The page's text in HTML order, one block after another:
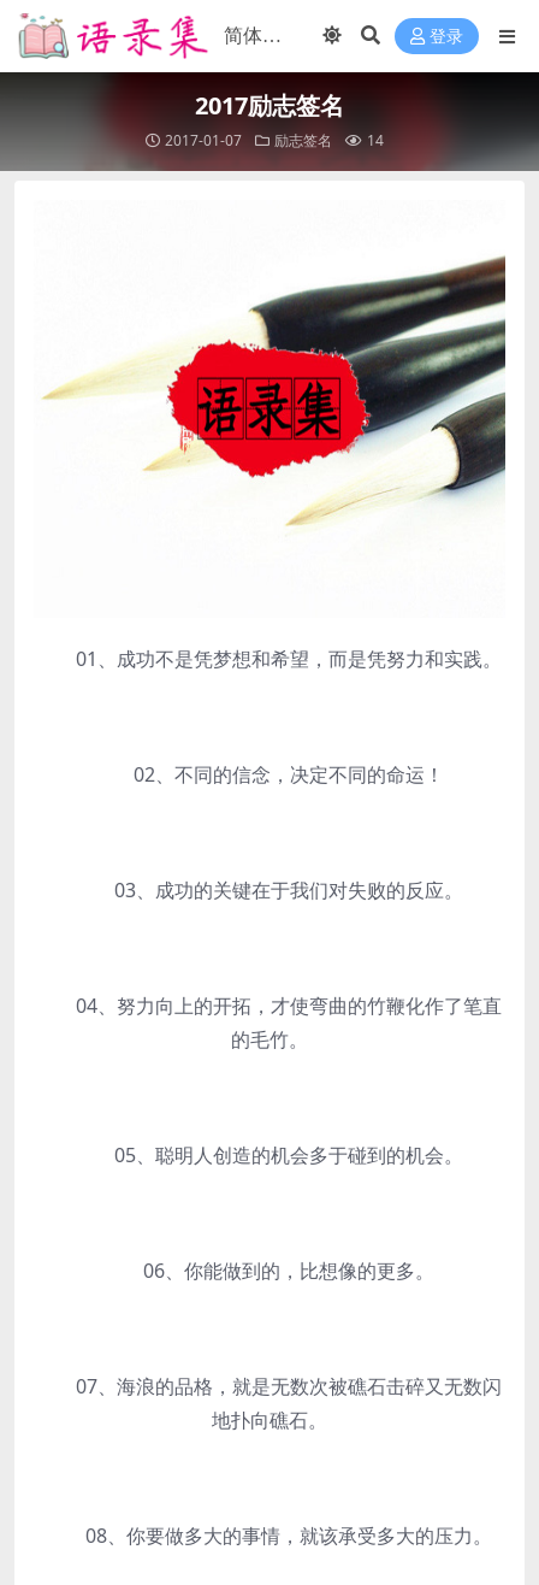
登录
2017励志签名
2017-01-07 励志签名 14
01、成功不是凭梦想和希望，而是凭努力和实践。
02、不同的信念，决定不同的命运！
03、成功的关键在于我们对失败的反应。
04、努力向上的开拓，才使弯曲的竹鞭化作了笔直
的毛竹。
05、聪明人创造的机会多于碰到的机会。
06、你能做到的，比想像的更多。
07、海浪的品格，就是无数次被礁石击碎又无数闪
地扑向礁石。
08、你要做多大的事情，就该承受多大的压力。